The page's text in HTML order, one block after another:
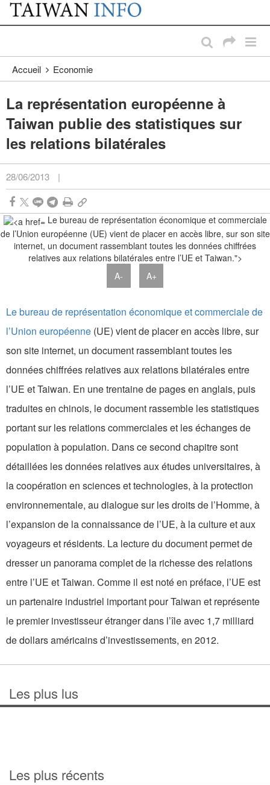
Passer au contenu principal
:::
Accueil Economie
La représentation européenne à
Taiwan publie des statistiques sur
les relations bilatérales
28/06/2013 |
Le bureau de représentation économique et commerciale
de l’Union européenne (UE) vient de placer en accès libre, sur son site
internet, un document rassemblant toutes les données chiffrées
relatives aux relations bilatérales entre l’UE et Taiwan.">
A-
A+
Le bureau de représentation économique et commerciale de
l’Union européenne (UE) vient de placer en accès libre, sur
son site internet, un document rassemblant toutes les
données chiffrées relatives aux relations bilatérales entre
l’UE et Taiwan. En une trentaine de pages en anglais, puis
traduites en chinois, le document rassemble les statistiques
portant sur les relations commerciales et les échanges de
population à population. Dans ce second chapitre sont
détaillées les données relatives aux études universitaires, à
la coopération en sciences et technologies, à la protection
environnementale, au dialogue sur les droits de l’Homme, à
l’expansion de la connaissance de l’UE, à la culture et aux
voyageurs et résidents. La lecture du document permet de
dresser un panorama complet de la richesse des relations
entre l’UE et Taiwan. Comme il est noté en préface, l’UE est
un partenaire industriel important pour Taiwan et représente
le premier investisseur étranger dans l’île avec 1,7 milliard
de dollars américains d’investissements, en 2012.
Les plus lus
Les plus récents